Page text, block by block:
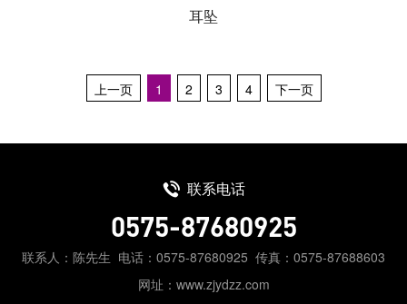
耳坠
上一页 1 2 3 4 下一页
联系电话
0575-87680925
联系人：陈先生 电话：0575-87680925 传真：0575-87688603
网址：www.zjydzz.com